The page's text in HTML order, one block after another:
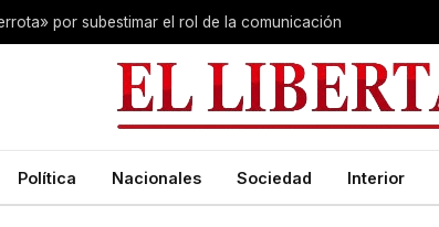
por subestimar el rol de la comunicación
Política Nacionales Sociedad Interior